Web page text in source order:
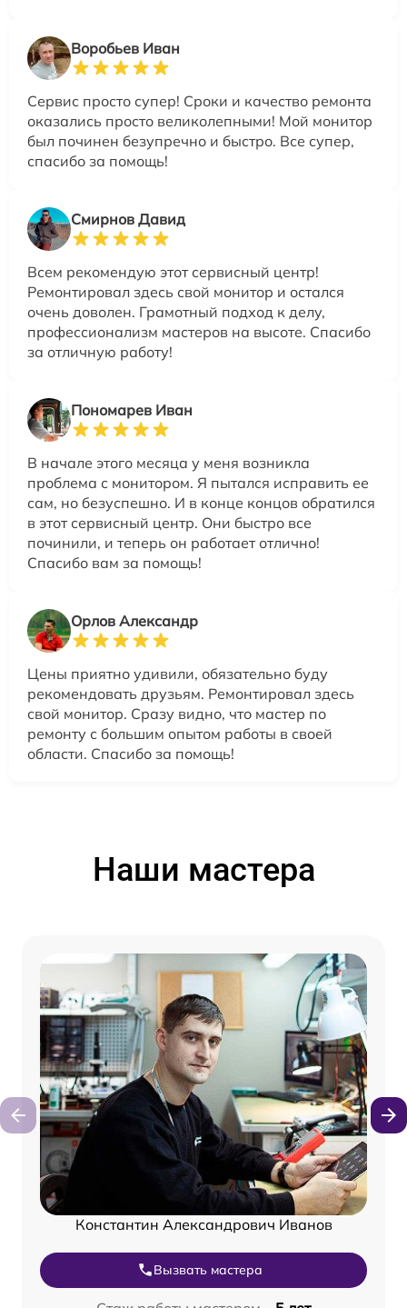
Воробьев Иван
Сервис просто супер! Сроки и качество ремонта
оказались просто великолепными! Мой монитор
был починен безупречно и быстро. Все супер,
спасибо за помощь!
Смирнов Давид
Всем рекомендую этот сервисный центр!
Ремонтировал здесь свой монитор и остался
очень доволен. Грамотный подход к делу,
профессионализм мастеров на высоте. Спасибо
за отличную работу!
Пономарев Иван
В начале этого месяца у меня возникла
проблема с монитором. Я пытался исправить ее
сам, но безуспешно. И в конце концов обратился
в этот сервисный центр. Они быстро все
починили, и теперь он работает отлично!
Спасибо вам за помощь!
Орлов Александр
Цены приятно удивили, обязательно буду
рекомендовать друзьям. Ремонтировал здесь
свой монитор. Сразу видно, что мастер по
ремонту с большим опытом работы в своей
области. Спасибо за помощь!
Наши мастера
Константин Александрович Иванов
Вызвать мастера